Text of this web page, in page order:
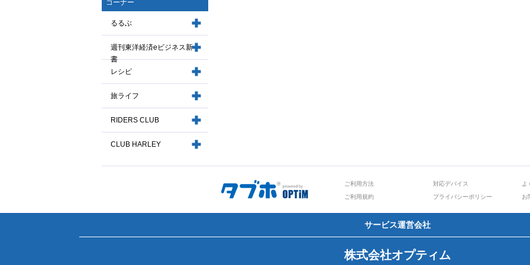
コーナー
るるぶ
週刊東洋経済eビジネス新
書
レシピ
旅ライフ
RIDERS CLUB
CLUB HARLEY
ご利用方法 対応デバイス
よ
ご利用規約
プライバシーポリシー お
サービス運営会社
株式会社オプティム